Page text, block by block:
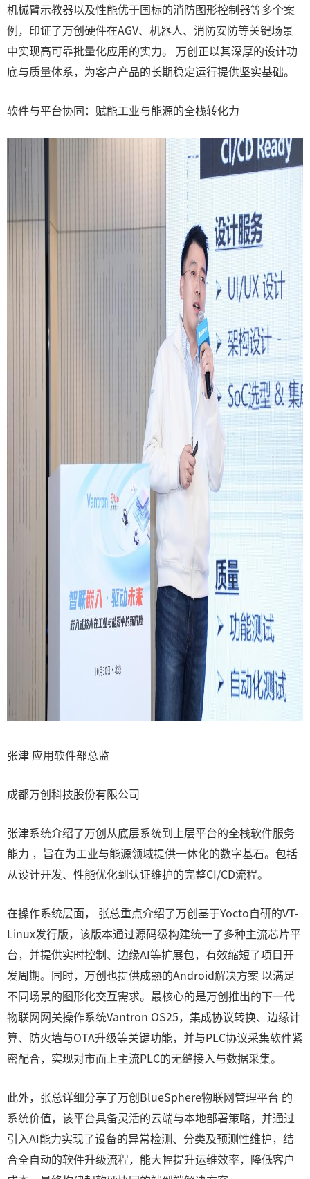
机械臂示教器以及性能优于国标的消防图形控制器等多个案
例，印证了万创硬件在AGV、机器人、消防安防等关键场景
中实现高可靠批量化应用的实力。 万创正以其深厚的设计功
底与质量体系，为客户产品的长期稳定运行提供坚实基础。
软件与平台协同：赋能工业与能源的全栈转化力
张津 应用软件部总监
成都万创科技股份有限公司
张津系统介绍了万创从底层系统到上层平台的全栈软件服务
能力 ，旨在为工业与能源领域提供一体化的数字基石。包括
从设计开发、性能优化到认证维护的完整CI/CD流程。
在操作系统层面， 张总重点介绍了万创基于Yocto自研的VT-
Linux发行版，该版本通过源码级构建统一了多种主流芯片平
台，并提供实时控制、边缘AI等扩展包，有效缩短了项目开
发周期。同时，万创也提供成熟的Android解决方案 以满足
不同场景的图形化交互需求。最核心的是万创推出的下一代
物联网网关操作系统Vantron OS25，集成协议转换、边缘计
算、防火墙与OTA升级等关键功能，并与PLC协议采集软件紧
密配合，实现对市面上主流PLC的无缝接入与数据采集。
此外，张总详细分享了万创BlueSphere物联网管理平台 的
系统价值，该平台具备灵活的云端与本地部署策略，并通过
引入AI能力实现了设备的异常检测、分类及预测性维护，结
合全自动的软件升级流程，能大幅提升运维效率，降低客户